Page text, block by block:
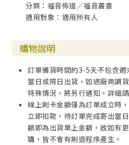
分類：福音佈道／福音叢書
適用對象：適用所有人
購物說明
訂單備貨時間約3-5天不包含
當日或隔日出貨，如遇廠商調
特殊情況，將另行通知。詳細
線上刷卡金額僅為訂單成立時
立即扣款，待訂單完成寄出當
額即為出貨單上金額，故如有
購，皆不會有刷退程序產生。